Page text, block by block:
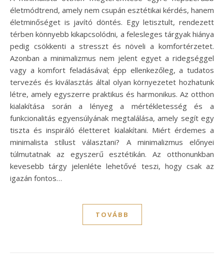
életmódtrend, amely nem csupán esztétikai kérdés, hanem
életminőséget is javító döntés. Egy letisztult, rendezett
térben könnyebb kikapcsolódni, a felesleges tárgyak hiánya
pedig csökkenti a stresszt és növeli a komfortérzetet.
Azonban a minimalizmus nem jelent egyet a ridegséggel
vagy a komfort feladásával; épp ellenkezőleg, a tudatos
tervezés és kiválasztás által olyan környezetet hozhatunk
létre, amely egyszerre praktikus és harmonikus. Az otthon
kialakítása során a lényeg a mértékletesség és a
funkcionalitás egyensúlyának megtalálása, amely segít egy
tiszta és inspiráló életteret kialakítani. Miért érdemes a
minimalista stílust választani? A minimalizmus előnyei
túlmutatnak az egyszerű esztétikán. Az otthonunkban
kevesebb tárgy jelenléte lehetővé teszi, hogy csak az
igazán fontos…
TOVÁBB